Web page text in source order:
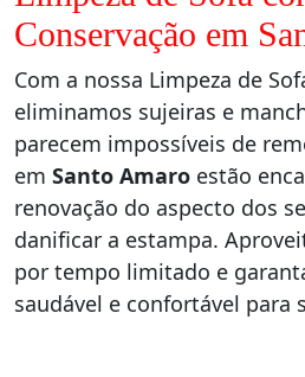
Conservação em
Com a nossa Limpeza de
eliminamos sujeiras e
parecem impossíveis de
em Santo Amaro estão
renovação do aspecto dos
danificar a estampa.
por tempo limitado e
saudável e confortável para